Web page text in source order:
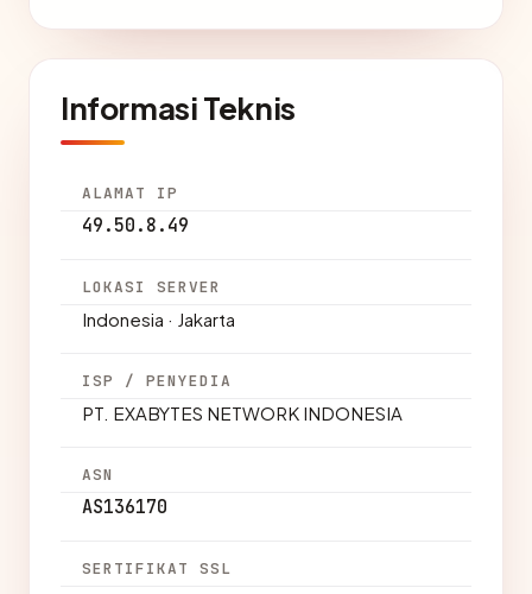
Informasi Teknis
ALAMAT IP
49.50.8.49
LOKASI SERVER
Indonesia · Jakarta
ISP / PENYEDIA
PT. EXABYTES NETWORK INDONESIA
ASN
AS136170
SERTIFIKAT SSL